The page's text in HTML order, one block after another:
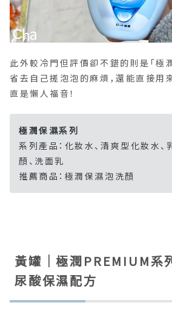
此外較冷門但評價卻不錯的則是「極
省去自己搓泡泡的麻煩，還能直接用
直是懶人福音！
極潤保濕系列
系列產品：化妝水、清爽型化妝水、
顏、洗面乳
推薦商品：極潤保濕泡洗顏
黃罐｜極潤PREMIUM系
尿酸保濕配方